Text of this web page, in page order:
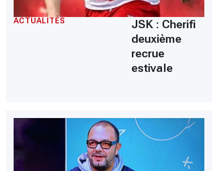
ACTUALITÉS
JSK : Cherifi
deuxième
recrue
estivale